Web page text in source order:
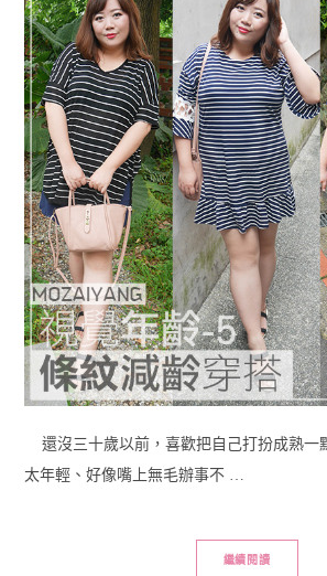
還沒三十歲以前，喜歡把自己打扮成熟一
太年輕、好像嘴上無毛辦事不 …
繼續閱讀